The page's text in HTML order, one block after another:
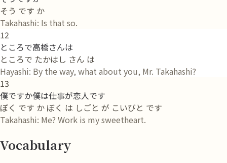
そう です か
Takahashi: Is that so.
12
ところで高橋さんは
ところで たかはし さん は
Hayashi: By the way, what about you, Mr. Takahashi?
13
僕ですか僕は仕事が恋人です
ぼく です か ぼく は しごと が こいびと です
Takahashi: Me? Work is my sweetheart.
Vocabulary